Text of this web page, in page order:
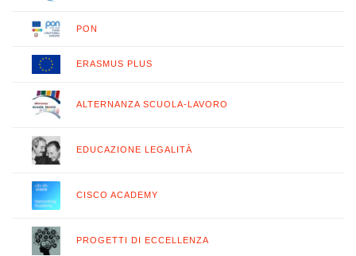
PON
ERASMUS PLUS
ALTERNANZA SCUOLA-LAVORO
EDUCAZIONE LEGALITÀ
CISCO ACADEMY
PROGETTI DI ECCELLENZA